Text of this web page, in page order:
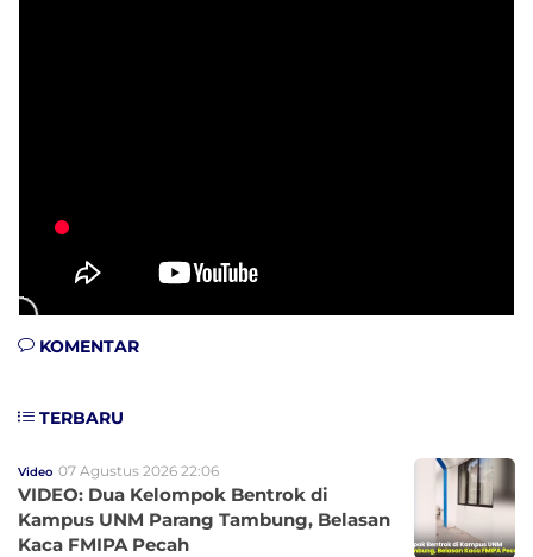
KOMENTAR
TERBARU
Video 07 Agustus 2026 22:06
VIDEO: Dua Kelompok Bentrok di
Kampus UNM Parang Tambung, Belasan
Kaca FMIPA Pecah